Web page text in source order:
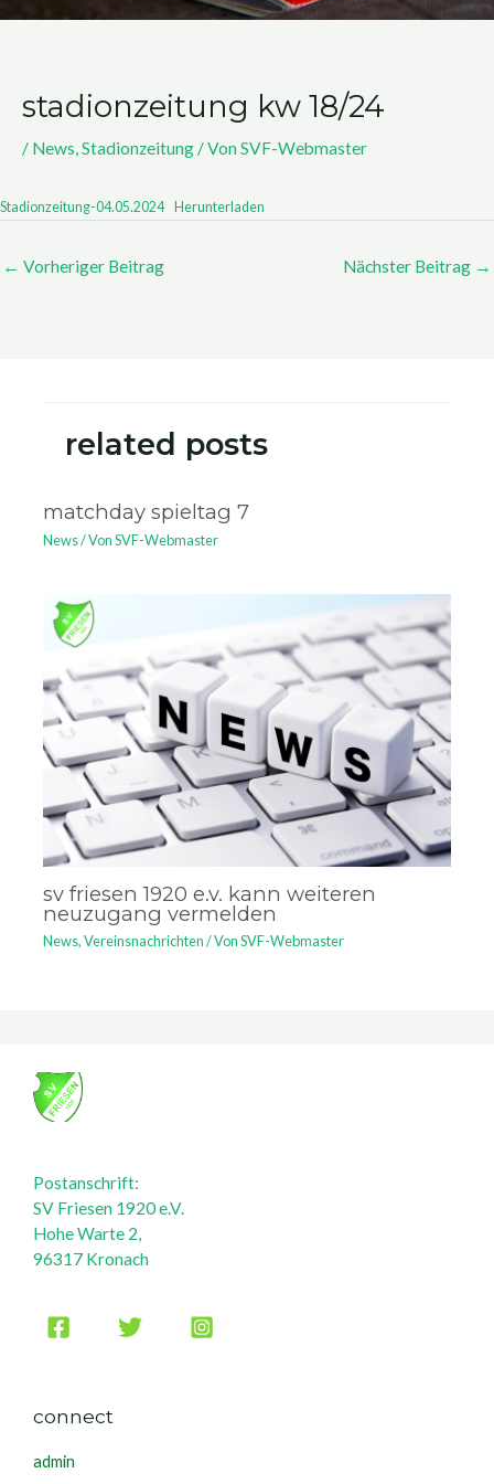
stadionzeitung kw 18/24
/ News Stadionzeitung / VonSVF-Webmaster
Stadionzeitung-04.05.2024 Herunterladen
← Vorheriger Beitrag Nächster Beitrag →
related posts
matchday spieltag 7
News/ VonSVF-Webmaster
sv friesen 1920 e.v. kann weiteren
neuzugang vermelden
News,Vereinsnachrichten/ VonSVF-Webmaster
Postanschrift:
SV Friesen 1920 e.V.
Hohe Warte 2,
96317 Kronach
connect
admin